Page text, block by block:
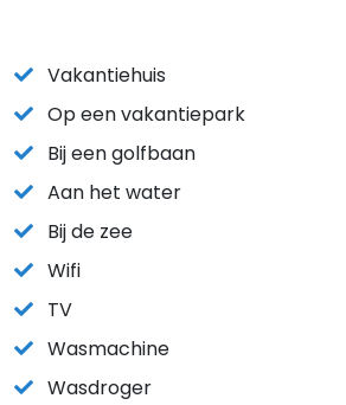
Vakantiehuis
Op een vakantiepark
Bij een golfbaan
Aan het water
Bij de zee
Wifi
TV
Wasmachine
Wasdroger